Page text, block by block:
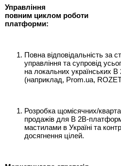
Управління
повним циклом роботи
платформи:
Повна відповідальність за
управління та супровід
на локальних українських
(наприклад, Prom.ua,
Розробка щомісячних/
продажів для B 2B-
мастилами в Україні та
досягнення цілей.